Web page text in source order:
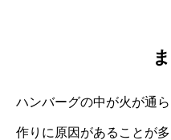
ハンバーグの中が火が通
作りに原因があることが